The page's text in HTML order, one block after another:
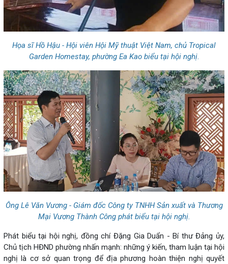
Họa sĩ Hồ Hậu - Hội viên Hội Mỹ thuật Việt Nam, chủ Tropical
Garden Homestay, phường Ea Kao biểu tại hội nghị.
Ông Lê Văn Vương - Giám đốc Công ty TNHH Sản xuất và Thương
Mại Vương Thành Công phát biểu tại hội nghị.
Phát biểu tại hội nghị, đồng chí Đặng Gia Duẩn - Bí thư Đảng ủy,
Chủ tịch HĐND phường nhấn mạnh: những ý kiến, tham luận tại hội
nghị là cơ sở quan trọng để địa phương hoàn thiện nghị quyết